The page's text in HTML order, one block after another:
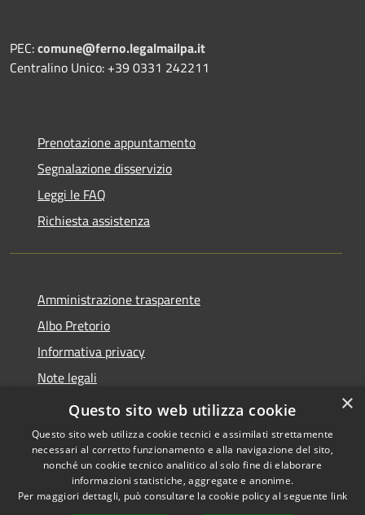
PEC:comune@ferno.legalmailpa.it
Centralino Unico: +39 0331 242211
Prenotazione appuntamento
Segnalazione disservizio
Leggi le FAQ
Richiesta assistenza
Amministrazione trasparente
Albo Pretorio
Informativa privacy
Note legali
Dichiarazione di accessibilità
Accessibilità
Copyright © 2026 • Comune di
Ferno • Powered by
×
Questo sito web utilizza cookie
Questo sito web utilizza cookie tecnici e assimilati strettamente
necessari al corretto funzionamento e alla navigazione del sito,
nonché un cookie tecnico analitico al solo fine di elaborare
informazioni statistiche, aggregate e anonime.
Per maggiori dettagli, può consultare la cookie policy al seguente link